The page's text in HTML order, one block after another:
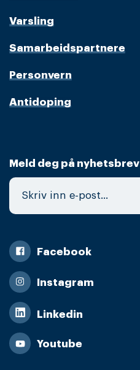
Varsling
Samarbeidspartnere
Personvern
Antidoping
Meld deg på nyhetsbrev
Facebook
Instagram
Linkedin
Youtube